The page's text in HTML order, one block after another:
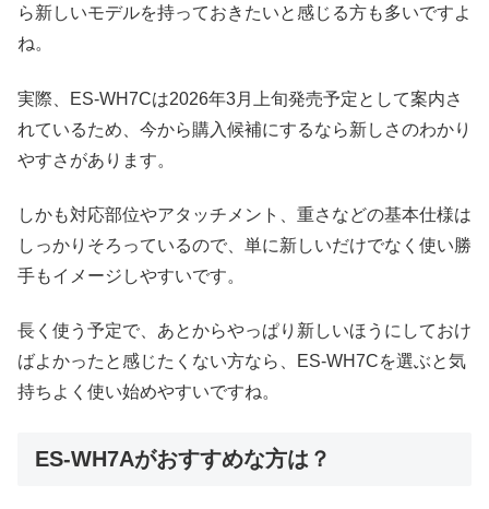
ら新しいモデルを持っておきたいと感じる方も多いですよ
ね。
実際、ES-WH7Cは2026年3月上旬発売予定として案内さ
れているため、今から購入候補にするなら新しさのわかり
やすさがあります。
しかも対応部位やアタッチメント、重さなどの基本仕様は
しっかりそろっているので、単に新しいだけでなく使い勝
手もイメージしやすいです。
長く使う予定で、あとからやっぱり新しいほうにしておけ
ばよかったと感じたくない方なら、ES-WH7Cを選ぶと気
持ちよく使い始めやすいですね。
ES-WH7Aがおすすめな方は？